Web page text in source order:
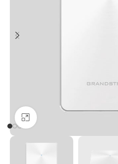
Haga clic para ampliar